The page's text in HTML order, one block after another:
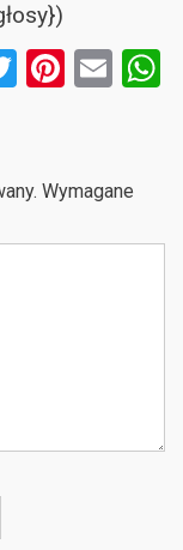
T
er
Pi
es
E
Wymagane